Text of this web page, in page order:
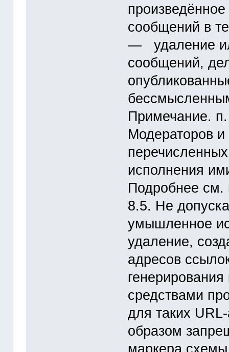
сообщений в
― удаление
сообщений,
Примечание.
Модераторов
исполнения
Подробнее см.
8.5. Не
умышленное
удаление,
адресов
средствами
для таких
образом
маркера